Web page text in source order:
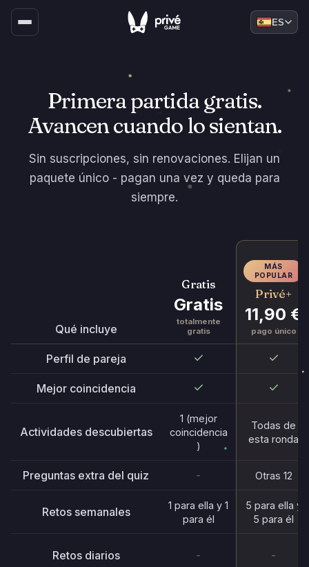
ES
Primera partida gratis.
Avancen cuando lo sientan.
Sin suscripciones, sin renovaciones. Elijan un
paquete único - pagan una vez y queda para
siempre.
Qué incluye
Gratis
Gratis
totalmente
gratis
MÁS
POPULAR
Privé+
11,90 €
pago único
Perfil de pareja
Mejor coincidencia
Actividades descubiertas
1 (mejor
coincidencia
)
Todas de
esta ronda
Preguntas extra del quiz - Otras 12
Retos semanales
1 para ella y 1
para él
5 para ella y
5 para él
Retos diarios - -